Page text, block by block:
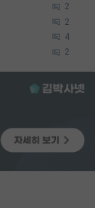
2
2
4
2